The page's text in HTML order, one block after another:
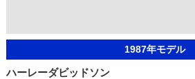
1987年モデル
ハーレーダビッドソン